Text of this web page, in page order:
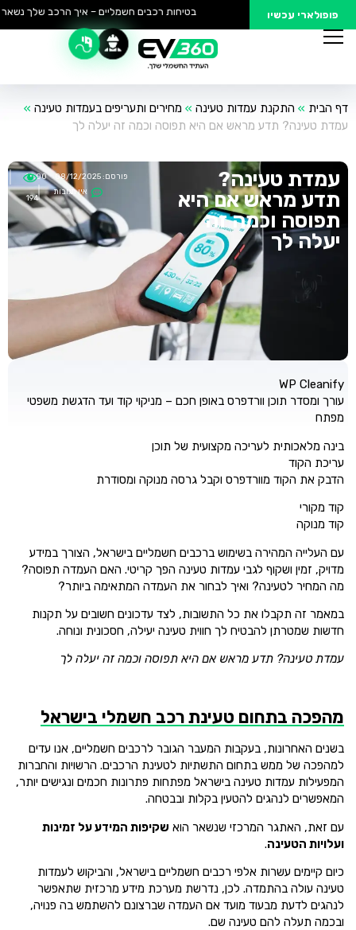
פופולארי עכשיו בטיחות רכבים חשמליים – איך הרכב שלך נשאר
דף הבית » התקנת עמדות טעינה » מחירים ותעריפים בעמדות טעינה »
עמדת טעינה? תדע מראש אם היא תפוסה וכמה זה יעלה לך
עמדת טעינה?
תדע מראש אם היא
תפוסה וכמה זה
יעלה לך
פורסם:08/12/2025
14:00
אין תגובות
194
WP Cleanify
עורך ומסדר תוכן וורדפרס באופן חכם – מניקוי קוד ועד הדגשת משפטי
מפתח
בינה מלאכותית לעריכה מקצועית של תוכן
עריכת הקוד
הדבק את הקוד מוורדפרס וקבל גרסה מנוקה ומסודרת
קוד מקורי
קוד מנוקה
עם העלייה המהירה בשימוש ברכבים חשמליים בישראל, הצורך במידע
מדויק, זמין ושקוף לגבי עמדות טעינה הפך קריטי. האם העמדה תפוסה?
מה המחיר לטעינה? ואיך לבחור את העמדה המתאימה ביותר?
במאמר זה תקבלו את כל התשובות, לצד עדכונים חשובים על תקנות
חדשות שמטרתן להבטיח לך חווית טעינה יעילה, חסכונית ונוחה.
עמדת טעינה? תדע מראש אם היא תפוסה וכמה זה יעלה לך
מהפכה בתחום טעינת רכב חשמלי בישראל
בשנים האחרונות, בעקבות המעבר הגובר לרכבים חשמליים, אנו עדים
למהפכה של ממש בתחום התשתיות לטעינת הרכבים. הרשויות והחברות
המפעילות עמדות טעינה בישראל מפתחות פתרונות חכמים ונגישים יותר,
המאפשרים לנהגים להטעין בקלות ובבטחה.
עם זאת, האתגר המרכזי שנשאר הוא שקיפות המידע על זמינות
ועלויות הטעינה.
כיום קיימים עשרות אלפי רכבים חשמליים בישראל, והביקוש לעמדות
טעינה עולה בהתמדה. לכן, נדרשת מערכת מידע מרכזית שתאפשר
לנהגים לדעת מבעוד מועד אם העמדה שברצונם להשתמש בה פנויה,
ובכמה תעלה להם טעינה שם.